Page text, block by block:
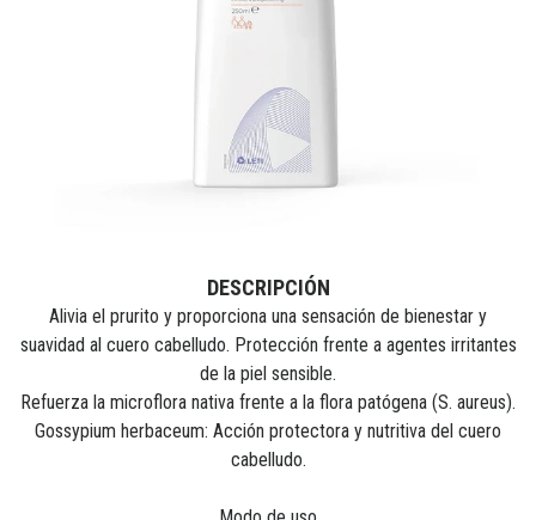
DESCRIPCIÓN
Alivia el prurito y proporciona una sensación de bienestar y
suavidad al cuero cabelludo. Protección frente a agentes irritantes
de la piel sensible.
Refuerza la microflora nativa frente a la flora patógena (S. aureus).
Gossypium herbaceum: Acción protectora y nutritiva del cuero
cabelludo.